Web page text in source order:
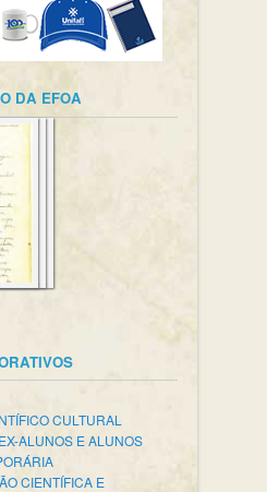
DA EFOA
CULTURAL
ALUNOS E ALUNOS
CIENTÍFICA E